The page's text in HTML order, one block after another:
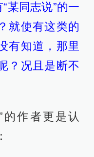
某同志说”的一
就使有这类的
有知道，那里
？况且是断不
的作者更是认